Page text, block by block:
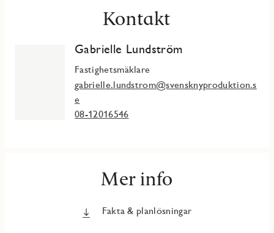
I JMs nya kvarter Skärgårdsterrassen skapas hem för dig som
uppskattar fördelarna med nyproducerat och som njuter av
med vackra vyer och mathantverk runt hörnet samt en kort
restauranger och service.
Kontakt
Gabrielle Lundström
Fastighetsmäklare
gabrielle.lundstrom@svensknyproduktion.s
e
08-12016546
Mer info
Fakta & planlösningar